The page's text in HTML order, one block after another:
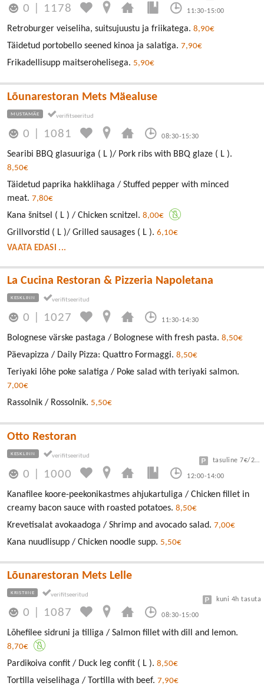
0 1178 11:30-15:00
Retroburger veiseliha, suitsujuustu ja friikatega. 8,90€
Täidetud portobello seened kinoa ja salatiga. 7,90€
Frikadellisupp maitserohelisega. 5,90€
Lõunarestoran Mets Mäealuse
MUSTAMÄE
0 1081 08:30-15:30
Searibi BBQ glasuuriga ( L )/ Pork ribs with BBQ glaze ( L ).
8,50€
Täidetud paprika hakklihaga / Stuffed pepper with minced
meat. 7,80€
Kana šnitsel ( L ) / Chicken scnitzel. 8,00€
Grillvorstid ( L )/ Grilled sausages ( L ). 6,10€
VAATA EDASI ...
La Cucina Restoran & Pizzeria Napoletana
KESKLINN
0 1027 11:30-14:30
Bolognese värske pastaga / Bolognese with fresh pasta. 8,50€
Päevapizza / Daily Pizza: Quattro Formaggi. 8,50€
Teriyaki lõhe poke salatiga / Poke salad with teriyaki salmon.
7,00€
Rassolnik / Rossolnik. 5,50€
Otto Restoran
KESKLINN
0 1000 12:00-14:00
tasuline 7€/24h
Kanafilee koore-peekonikastmes ahjukartuliga / Chicken fillet in
creamy bacon sauce with roasted potatoes. 8,50€
Krevetisalat avokaadoga / Shrimp and avocado salad. 7,00€
Kana nuudlisupp / Chicken noodle supp. 5,50€
Lõunarestoran Mets Lelle
KRISTIINE
0 1087 08:30-15:00
kuni 4h tasuta
Lõhefilee sidruni ja tilliga / Salmon fillet with dill and lemon.
8,70€
Pardikoiva confit / Duck leg confit ( L ). 8,50€
Tortilla veiselihaga / Tortilla with beef. 7,90€